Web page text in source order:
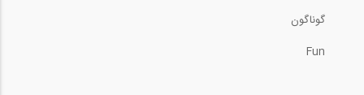
گوناگون
Fun